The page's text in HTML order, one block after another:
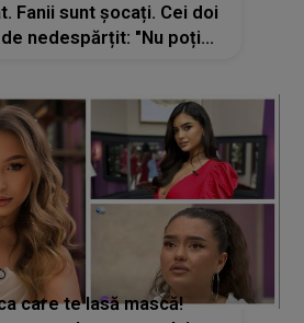
Fanii sunt șocați. Cei doi
nedespărțit: "Nu poți
familie"
care te lasă mască!